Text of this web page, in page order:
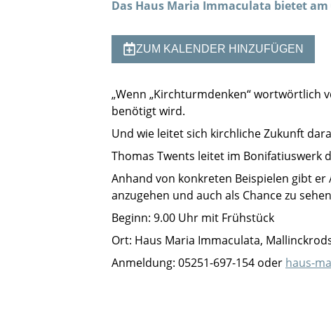
Das Haus Maria Immaculata bietet
ZUM KALENDER HINZUFÜGEN
„Wenn „Kirchturmdenken“ wortwörtlich
benötigt wird.
Und wie leitet sich kirchliche Zukunft
Thomas Twents leitet im Bonifatiuswerk
Anhand von konkreten Beispielen gibt
anzugehen und auch als Chance zu
Beginn: 9.00 Uhr mit Frühstück
Ort: Haus Maria Immaculata,
Anmeldung: 05251-697-154 oder haus-